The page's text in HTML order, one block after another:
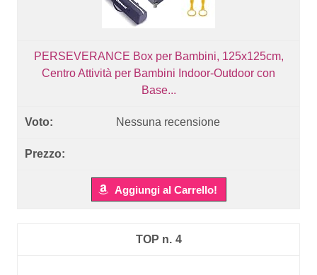
PERSEVERANCE Box per Bambini, 125x125cm,
Centro Attività per Bambini Indoor-Outdoor con
Base...
Nessuna recensione
Aggiungi al Carrello!
4